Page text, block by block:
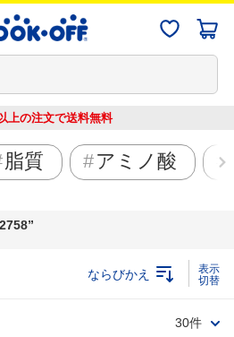
上の注文で送料無料
脂質 アミノ酸
ならびかえ
30件